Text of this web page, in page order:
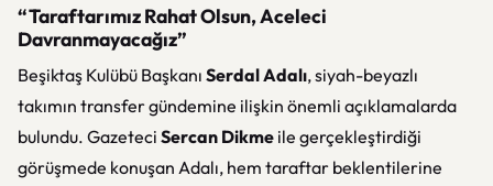
“Taraftarımız Rahat Olsun, Aceleci
Davranmayacağız”
Beşiktaş Kulübü Başkanı Serdal Adalı, siyah-beyazlı
takımın transfer gündemine ilişkin önemli açıklamalarda
bulundu. Gazeteci Sercan Dikme ile gerçekleştirdiği
görüşmede konuşan Adalı, hem taraftar beklentilerine